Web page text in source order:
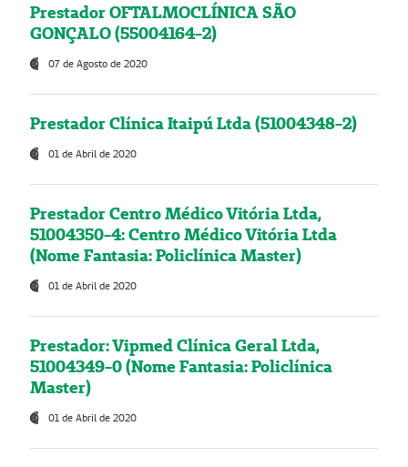
Prestador OFTALMOCLÍNICA SÃO
GONÇALO (55004164-2)
07 de Agosto de 2020
Prestador Clínica Itaipú Ltda (51004348-2)
01 de Abril de 2020
Prestador Centro Médico Vitória Ltda,
51004350-4: Centro Médico Vitória Ltda
(Nome Fantasia: Policlínica Master)
01 de Abril de 2020
Prestador: Vipmed Clínica Geral Ltda,
51004349-0 (Nome Fantasia: Policlínica
Master)
01 de Abril de 2020